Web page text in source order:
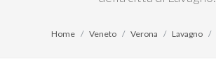
Home Veneto Verona Lavagno